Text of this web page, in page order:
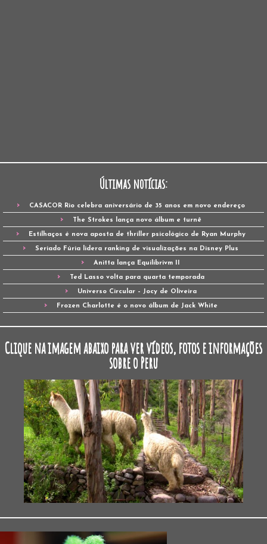
Últimas notícias:
CASACOR Rio celebra aniversário de 35 anos em novo endereço
The Strokes lança novo álbum e turnê
Estilhaços é nova aposta de thriller psicológico de Ryan Murphy
Seriado Fúria lidera ranking de visualizações na Disney Plus
Anitta lança Equilibrivm II
Ted Lasso volta para quarta temporada
Universo Circular – Jocy de Oliveira
Frozen Charlotte é o novo álbum de Jack White
Clique na imagem abaixo para ver vídeos, fotos e informações
sobre o Peru